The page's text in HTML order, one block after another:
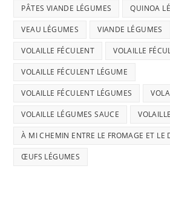
PÂTES VIANDE LÉGUMES QUINOA
VEAU LÉGUMES VIANDE LÉGUMES
VOLAILLE FÉCULENT VOLAILLE
VOLAILLE FÉCULENT LÉGUME
VOLAILLE FÉCULENT LÉGUMES
VOLAILLE LÉGUMES SAUCE
À MI CHEMIN ENTRE LE FROMAGE ET LE
ŒUFS LÉGUMES